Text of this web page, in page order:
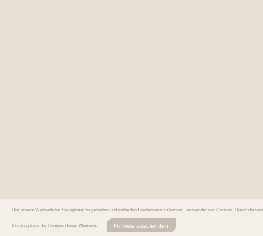
Um unsere Webseite für Sie optimal zu gestalten und fortlaufend verbessern zu können, verwenden wir Cookies. Durch die
Ich akzeptiere die Cookies dieser Webseite Hinweis ausblenden